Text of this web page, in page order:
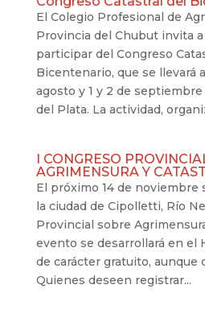
El Colegio Profesional de
Provincia del Chubut invita
participar del Congreso
Bicentenario, que se llevará
agosto y 1 y 2 de
del Plata. La actividad,
I CONGRESO
AGRIMENSURA Y
El próximo 14 de noviembre
la ciudad de Cipolletti, Río
Provincial sobre
evento se desarrollará en el
de carácter gratuito, aunque
Quienes deseen registrar...